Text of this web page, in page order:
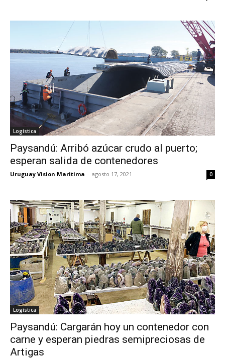
Logística
Paysandú: Arribó azúcar crudo al puerto;
esperan salida de contenedores
Uruguay Vision Maritima - agosto 17, 2021 0
Logística
Paysandú: Cargarán hoy un contenedor con
carne y esperan piedras semipreciosas de
Artigas